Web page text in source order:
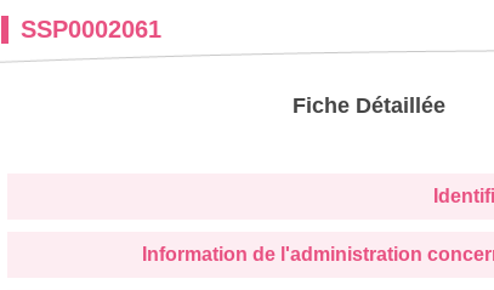
SSP0002061
Fiche Détaillée
Information de l'administration